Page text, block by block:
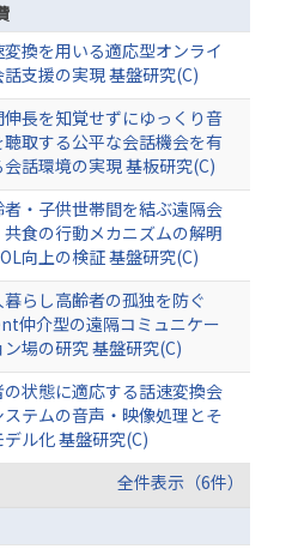
変換を用いる適応型オンライ
話支援の実現 基盤研究(C)
伸長を知覚せずにゆっくり音
聴取する公平な会話機会を有
話環境の実現 基板研究(C)
者・子供世帯間を結ぶ遠隔会
共食の行動メカニズムの解明
向上の検証 基盤研究(C)
暮らし高齢者の孤独を防ぐ
仲介型の遠隔コミュニケー
ン場の研究 基盤研究(C)
の状態に適応する話速変換会
ステムの音声・映像処理とそ
デル化 基盤研究(C)
全件表示（6件）